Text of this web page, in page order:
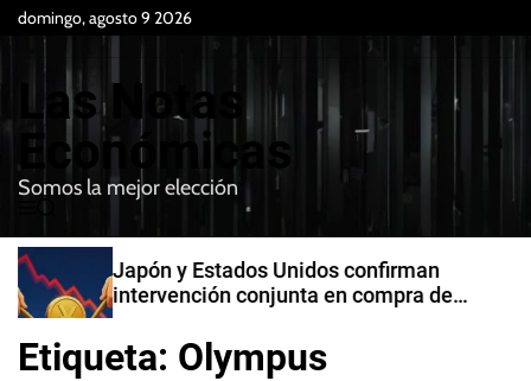
domingo, agosto 9 2026
Las Notas
Económicas
Somos la mejor elección
e
n
u
B
u
c
a
Japón y Estados Unidos confirman
intervención conjunta en compra de
yenes
Etiqueta: Olympus